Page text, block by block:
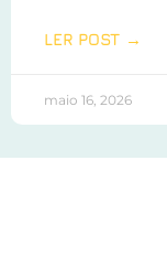
LER POST →
maio 16, 2026